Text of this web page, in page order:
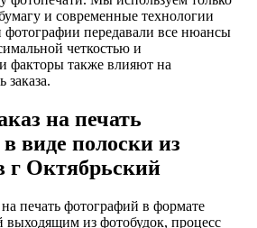
и современные технологии
передавали все нюансы
четкостью и
факторы также влияют на
заказа.
на печать
виде полоски из
г Октябрьский
печать фотографий в формате
выходящим из фотобудок, процесс